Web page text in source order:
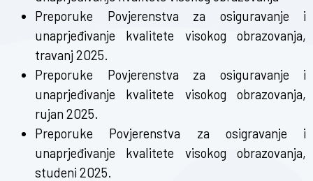
Preporuke Povjerenstva za osiguravanje i
unaprjeđivanje kvalitete visokog obrazovanja,
travanj 2025.
Preporuke Povjerenstva za osiguravanje i
unaprjeđivanje kvalitete visokog obrazovanja,
rujan 2025.
Preporuke Povjerenstva za osigravanje i
unaprjeđivanje kvalitete visokog obrazovanja,
studeni 2025.